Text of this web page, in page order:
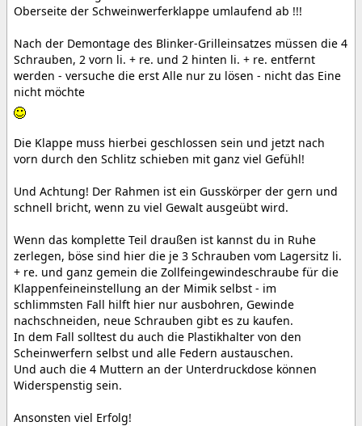
Oberseite der Schweinwerferklappe umlaufend ab !!!
Nach der Demontage des Blinker-Grilleinsatzes müssen die 4
Schrauben, 2 vorn li. + re. und 2 hinten li. + re. entfernt
werden - versuche die erst Alle nur zu lösen - nicht das Eine
nicht möchte
Die Klappe muss hierbei geschlossen sein und jetzt nach
vorn durch den Schlitz schieben mit ganz viel Gefühl!
Und Achtung! Der Rahmen ist ein Gusskörper der gern und
schnell bricht, wenn zu viel Gewalt ausgeübt wird.
Wenn das komplette Teil draußen ist kannst du in Ruhe
zerlegen, böse sind hier die je 3 Schrauben vom Lagersitz li.
+ re. und ganz gemein die Zollfeingewindeschraube für die
Klappenfeineinstellung an der Mimik selbst - im
schlimmsten Fall hilft hier nur ausbohren, Gewinde
nachschneiden, neue Schrauben gibt es zu kaufen.
In dem Fall solltest du auch die Plastikhalter von den
Scheinwerfern selbst und alle Federn austauschen.
Und auch die 4 Muttern an der Unterdruckdose können
Widerspenstig sein.
Ansonsten viel Erfolg!